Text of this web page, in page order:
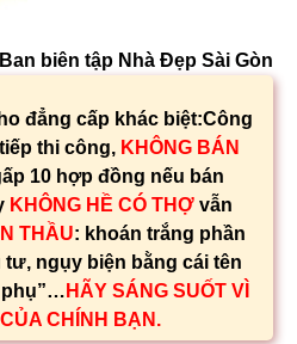
Ban biên tập Nhà Đẹp Sài Gòn
đẳng cấp khác biệt:Công
thi công, KHÔNG BÁN
10 hợp đồng nếu bán
KHÔNG HỀ CÓ THỢ vẫn
THẦU: khoán trắng phần
ngụy biện bằng cái tên
phụ”… HÃY SÁNG SUỐT VÌ
CHÍNH BẠN.